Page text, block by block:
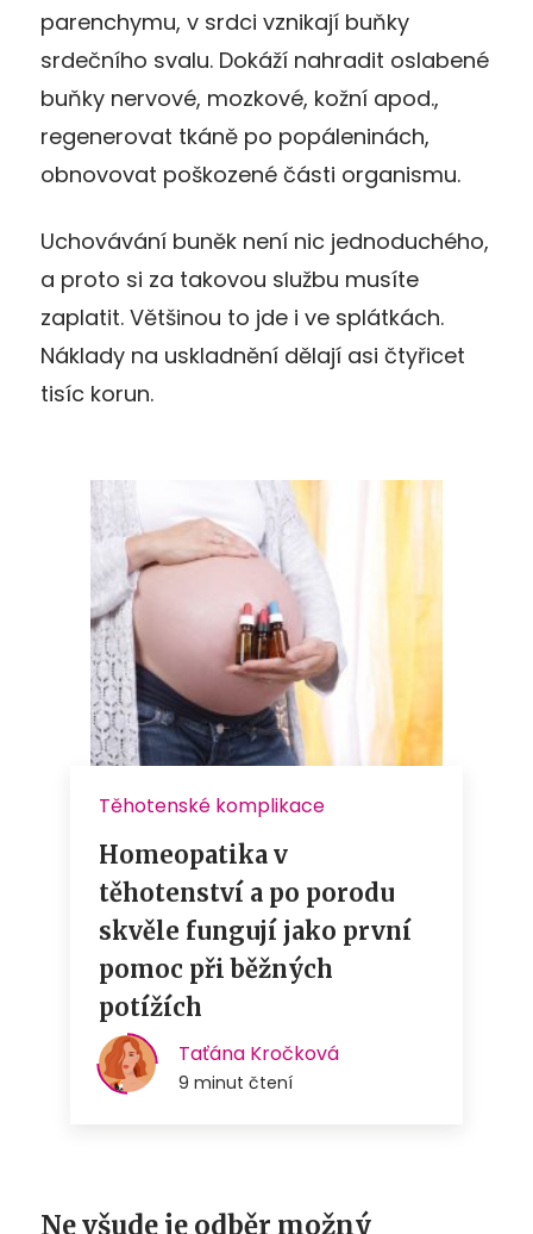
parenchymu, v srdci vznikají buňky
srdečního svalu. Dokáží nahradit oslabené
buňky nervové, mozkové, kožní apod.,
regenerovat tkáně po popáleninách,
obnovovat poškozené části organismu.
Uchovávání buněk není nic jednoduchého,
a proto si za takovou službu musíte
zaplatit. Většinou to jde i ve splátkách.
Náklady na uskladnění dělají asi čtyřicet
tisíc korun.
Ne všude je odběr možný